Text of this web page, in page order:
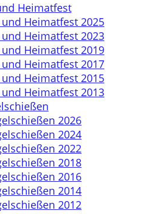
Heimatfest
und Heimatfest 2025
und Heimatfest 2023
und Heimatfest 2019
und Heimatfest 2017
und Heimatfest 2015
und Heimatfest 2013
2026
2024
2022
2018
2016
2014
2012